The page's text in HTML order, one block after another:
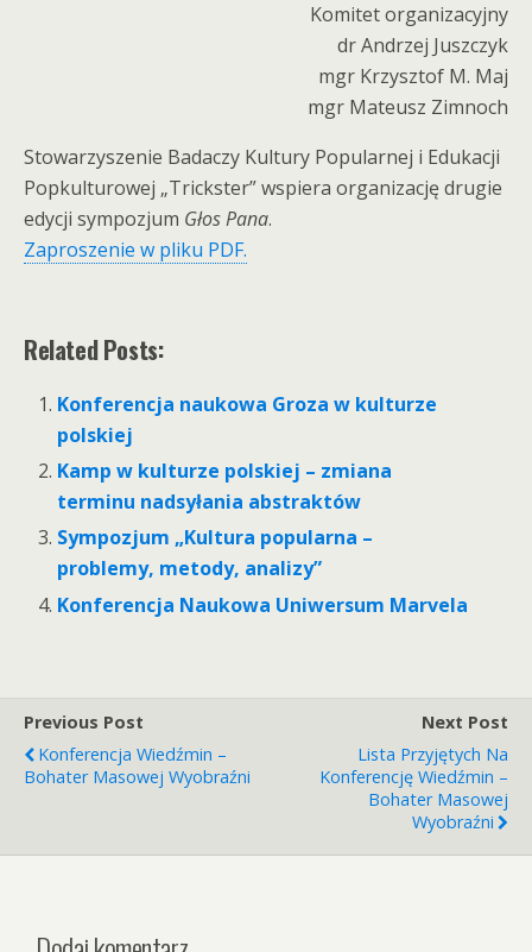
Komitet organizacyjny
dr Andrzej Juszczyk
mgr Krzysztof M. Maj
mgr Mateusz Zimnoch
Stowarzyszenie Badaczy Kultury Popularnej i Edukacji
Popkulturowej „Trickster” wspiera organizację drugie
edycji sympozjum Głos Pana.
Zaproszenie w pliku PDF.
Related Posts:
Konferencja naukowa Groza w kulturze
polskiej
Kamp w kulturze polskiej – zmiana
terminu nadsyłania abstraktów
Sympozjum „Kultura popularna –
problemy, metody, analizy”
Konferencja Naukowa Uniwersum Marvela
Previous Post
Konferencja Wiedźmin –
Bohater Masowej Wyobraźni
Next Post
Lista Przyjętych Na
Konferencję Wiedźmin –
Bohater Masowej
Wyobraźni